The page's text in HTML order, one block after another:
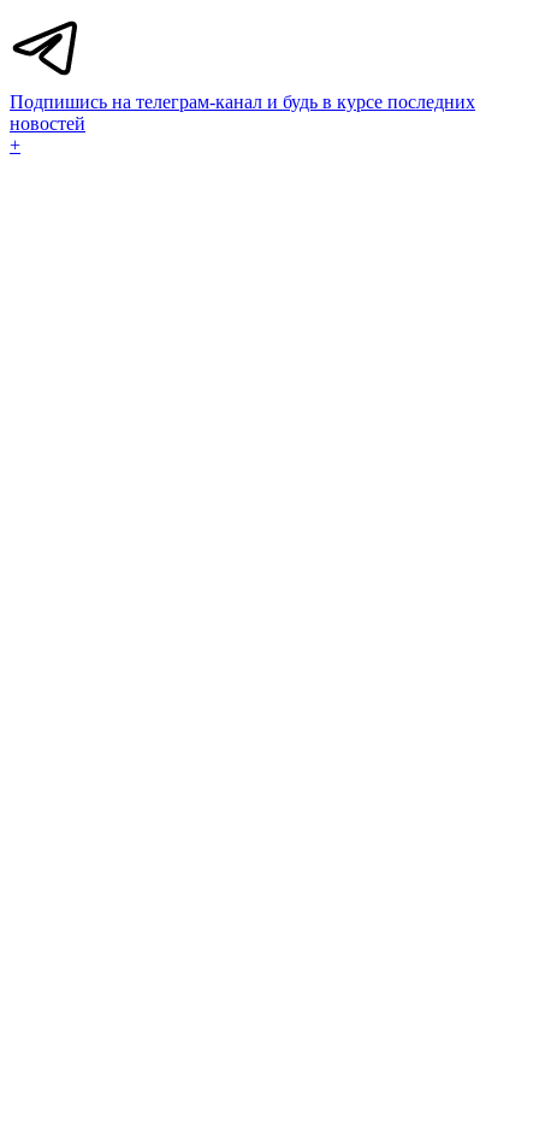
Подпишись на телеграм-канал и будь в курсе последних
новостей
+